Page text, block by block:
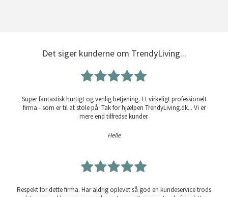
Det siger kunderne om TrendyLiving...
Super fantastisk hurtigt og venlig betjening. Et virkeligt professionelt
firma - som er til at stole på. Tak for hjælpen TrendyLiving.dk... Vi er
mere end tilfredse kunder.
Helle
Respekt for dette firma. Har aldrig oplevet så god en kundeservice trods